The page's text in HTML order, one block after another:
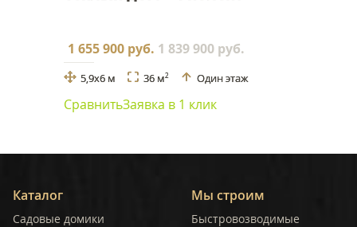
1 655 900 руб. 1 839 900 руб.
5,9x6 м 36 м2 Один этаж
СравнитьЗаявка в 1 клик
Каталог
Садовые домики
Мы строим
Быстровозводимые